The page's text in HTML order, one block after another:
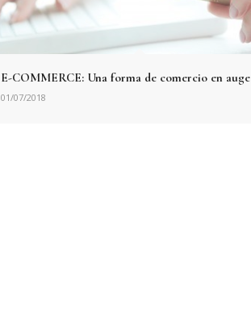
E-COMMERCE: Una forma de comercio en auge
01/07/2018